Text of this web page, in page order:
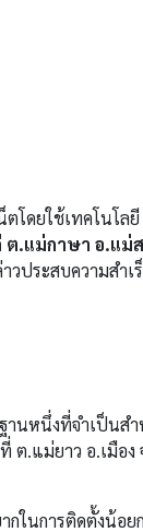
โดยใช้เทคโนโล
.แม่กาษา อ.แม่
วประสบความสำเ
านหนึ่งที่จำเป็น
.แม่ยาว อ.เมือ
กในการติดตั้งน้อ